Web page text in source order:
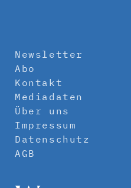
Newsletter
Abo
Kontakt
Mediadaten
Über uns
Impressum
Datenschutz
AGB